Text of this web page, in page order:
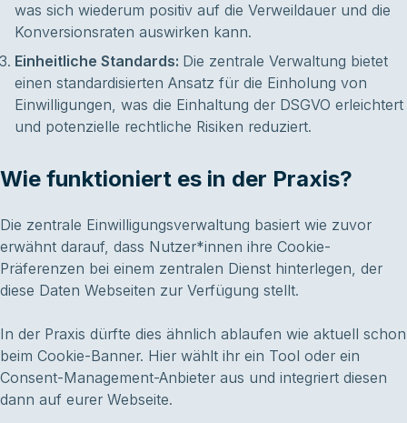
was sich wiederum positiv auf die Verweildauer und die
Konversionsraten auswirken kann.
Einheitliche Standards: Die zentrale Verwaltung bietet
einen standardisierten Ansatz für die Einholung von
Einwilligungen, was die Einhaltung der DSGVO erleichtert
und potenzielle rechtliche Risiken reduziert.
Wie funktioniert es in der Praxis?
Die zentrale Einwilligungsverwaltung basiert wie zuvor
erwähnt darauf, dass Nutzer*innen ihre Cookie-
Präferenzen bei einem zentralen Dienst hinterlegen, der
diese Daten Webseiten zur Verfügung stellt.
In der Praxis dürfte dies ähnlich ablaufen wie aktuell schon
beim Cookie-Banner. Hier wählt ihr ein Tool oder ein
Consent-Management-Anbieter aus und integriert diesen
dann auf eurer Webseite.